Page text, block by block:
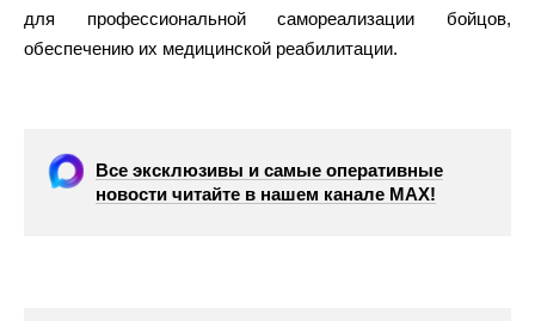
для профессиональной самореализации бойцов,
обеспечению их медицинской реабилитации.
Все эксклюзивы и самые оперативные
новости читайте в нашем канале МАХ!